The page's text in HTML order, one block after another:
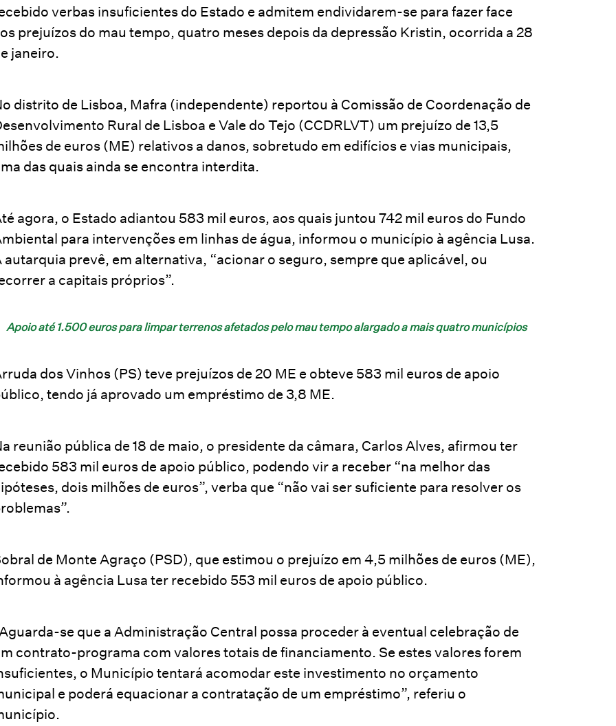
verbas insuficientes do Estado e admitem endividarem-se para fazer face
prejuízos do mau tempo, quatro meses depois da depressão Kristin, ocorrida a 28
janeiro.
distrito de Lisboa, Mafra (independente) reportou à Comissão de Coordenação de
Rural de Lisboa e Vale do Tejo (CCDRLVT) um prejuízo de 13,5
de euros (ME) relativos a danos, sobretudo em edifícios e vias municipais,
das quais ainda se encontra interdita.
agora, o Estado adiantou 583 mil euros, aos quais juntou 742 mil euros do Fundo
para intervenções em linhas de água, informou o município à agência Lusa.
autarquia prevê, em alternativa, “acionar o seguro, sempre que aplicável, ou
a capitais próprios”.
Apoio até 1.500 euros para limpar terrenos afetados pelo mau tempo alargado a mais quatro municípios
dos Vinhos (PS) teve prejuízos de 20 ME e obteve 583 mil euros de apoio
tendo já aprovado um empréstimo de 3,8 ME.
reunião pública de 18 de maio, o presidente da câmara, Carlos Alves, afirmou ter
583 mil euros de apoio público, podendo vir a receber “na melhor das
dois milhões de euros”, verba que “não vai ser suficiente para resolver os
de Monte Agraço (PSD), que estimou o prejuízo em 4,5 milhões de euros (ME),
à agência Lusa ter recebido 553 mil euros de apoio público.
se que a Administração Central possa proceder à eventual celebração de
contrato-programa com valores totais de financiamento. Se estes valores forem
o Município tentará acomodar este investimento no orçamento
e poderá equacionar a contratação de um empréstimo”, referiu o